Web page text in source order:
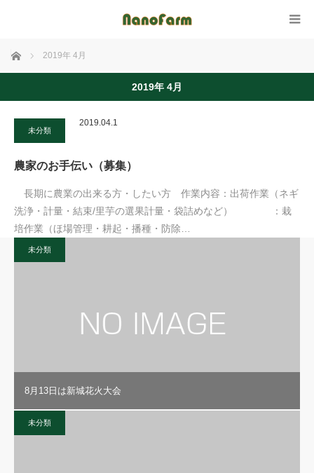
ホーム 2019年 4月
2019年 4月
未分類
2019.04.1
農家のお手伝い（募集）
長期に農業の出来る方・したい方 作業内容：出荷作業（ネギ
洗浄・計量・結束/里芋の選果計量・袋詰めなど） ：栽
培作業（ほ場管理・耕起・播種・防除…
未分類
8月13日は新城花火大会
未分類